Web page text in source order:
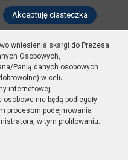
Akceptuję ciasteczka
wniesienia skargi do Prezesa
Osobowych,
Panią danych osobowych
w celu
internetowej,
osobowe nie będą podlegały
procesom podejmowania
w tym profilowaniu.